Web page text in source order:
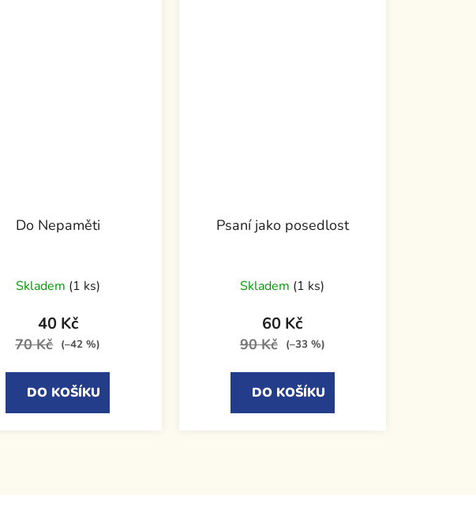
Do Nepaměti
Skladem (1 ks)
40 Kč
70 Kč (–42 %)
DO KOŠÍKU
Psaní jako posedlost
Skladem (1 ks)
60 Kč
90 Kč (–33 %)
DO KOŠÍKU